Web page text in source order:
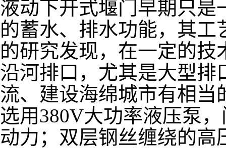
液动下开式堰门早期只
的蓄水、排水功能，其
的研究发现，在一定的
沿河排口，尤其是大型排
流、建设海绵城市有相当
选用380V大功率液压泵
动力；双层钢丝缠绕的